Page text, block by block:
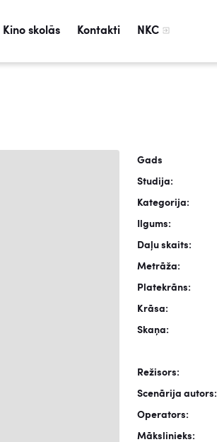
Kino skolās Kontakti NKC
Gads
Studija:
Kategorija:
Ilgums:
Daļu skaits:
Metrāža:
Platekrāns:
Krāsa:
Skaņa:
Režisors:
Scenārija autors:
Operators:
Mākslinieks: